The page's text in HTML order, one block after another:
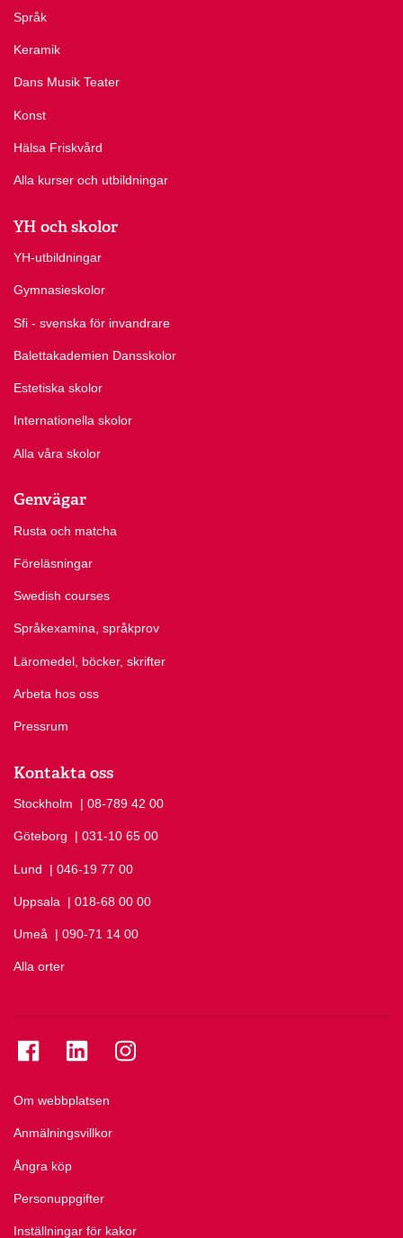
Språk
Keramik
Dans Musik Teater
Konst
Hälsa Friskvård
Alla kurser och utbildningar
YH och skolor
YH-utbildningar
Gymnasieskolor
Sfi - svenska för invandrare
Balettakademien Dansskolor
Estetiska skolor
Internationella skolor
Alla våra skolor
Genvägar
Rusta och matcha
Föreläsningar
Swedish courses
Språkexamina, språkprov
Läromedel, böcker, skrifter
Arbeta hos oss
Pressrum
Kontakta oss
Stockholm Ring Stockholm på
| 08-789 42 00
Göteborg Ring Göteborg på
| 031-10 65 00
Lund Ring Lund på
| 046-19 77 00
Uppsala Ring Uppsala på
| 018-68 00 00
Umeå Ring Umeå på
| 090-71 14 00
Alla orter
Om webbplatsen
Anmälningsvillkor
Ångra köp
Personuppgifter
Inställningar för kakor
Se folkuniversitetet på Facebook
Se folkuniversitetet på LinkedIn